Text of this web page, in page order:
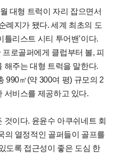
대형 트럭이 자리 잡으면서
례지가 됐다. 세계 최초의 도
틀리스트 시티 투어밴’이다.
로골퍼에게 클럽부터 볼, 피
해주는 대형 트럭을 말한다.
990㎡(약 300여 평) 규모의 2
서비스를 제공하고 있다.
것이다. 윤윤수 아쿠쉬네트 회
의 열정적인 골퍼들이 골프를
도록 접근성이 좋은 도심 한